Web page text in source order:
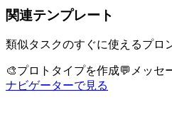
関連テンプレート
類似タスクのすぐに使えるプロ
🎨プロトタイプを作成💬 メッセ
ナビゲーターで見る